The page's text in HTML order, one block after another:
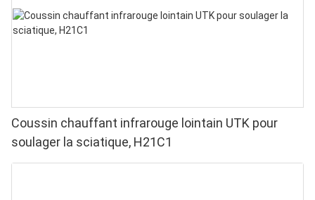
Coussin chauffant infrarouge lointain UTK pour
soulager la sciatique, H21C1